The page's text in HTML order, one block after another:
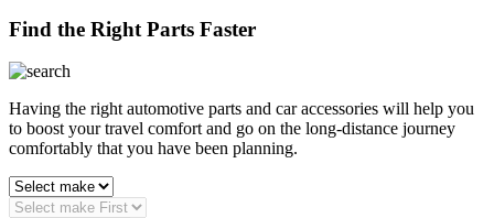
Find the Right Parts Faster
Having the right automotive parts and car accessories will help you
to boost your travel comfort and go on the long-distance journey
comfortably that you have been planning.